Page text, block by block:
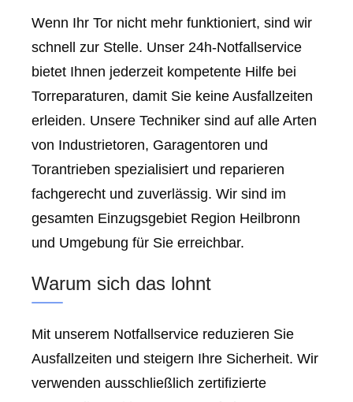
Wenn Ihr Tor nicht mehr funktioniert, sind wir
schnell zur Stelle. Unser 24h-Notfallservice
bietet Ihnen jederzeit kompetente Hilfe bei
Torreparaturen, damit Sie keine Ausfallzeiten
erleiden. Unsere Techniker sind auf alle Arten
von Industrietoren, Garagentoren und
Torantrieben spezialisiert und reparieren
fachgerecht und zuverlässig. Wir sind im
gesamten Einzugsgebiet Region Heilbronn
und Umgebung für Sie erreichbar.
Warum sich das lohnt
Mit unserem Notfallservice reduzieren Sie
Ausfallzeiten und steigern Ihre Sicherheit. Wir
verwenden ausschließlich zertifizierte